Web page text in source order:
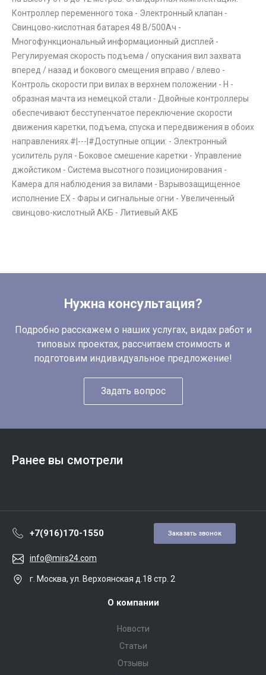
Контроллер переменного тока - Электронный клапан -
Свинцово-кислотная батарея 48 В/500Aч -
Многофункциональный информационный дисплей -
Регулируемая скорость подъема / опускания вил захвата
вперед / назад и бокового смещения вправо / влево -
Контроль скорости при вилах в верхнем положении - H -
образная мачта из немецкой стали - Двойные контроллеры
обеспечивают бесступенчатое переключение скорости
движения каретки, подъема, спуска и передвижения в обоих
направлениях.#|---|#Доступные опции: - Электронный
усилитель руля - Боковое смешение каретки - Управление
джойстиком - Система высотного позиционирования -
Камера для наблюдения за вилами - Взрывозащищенное
исполнение EX - Фары и сигнальные огни - Увеличенный
свинцово-кислотный АКБ - Литиевый АКБ
Нужна консультация?
Подробно расскажем о наших услугах, видах работ и
типовых проектах, рассчитаем стоимость и
подготовим индивидуальное предложение!
Задать вопрос
Ранее вы смотрели
+7(916)170-1550 Заказать звонок
info@mirs24.com
г. Москва, ул. Верхоянская д.18 стр. 2
О компании
Новости
Статьи
Отзывы